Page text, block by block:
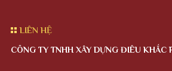
LIÊN HỆ
CÔNG TY TNHH XÂY DỰNG ĐIÊU KHẮC